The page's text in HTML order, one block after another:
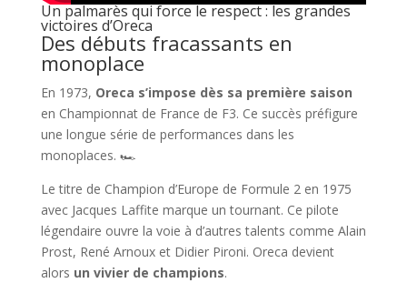
Un palmarès qui force le respect : les grandes
victoires d’Oreca
Des débuts fracassants en
monoplace
En 1973, Oreca s’impose dès sa première saison
en Championnat de France de F3. Ce succès préfigure
une longue série de performances dans les
monoplaces. 🏎️
Le titre de Champion d’Europe de Formule 2 en 1975
avec Jacques Laffite marque un tournant. Ce pilote
légendaire ouvre la voie à d’autres talents comme Alain
Prost, René Arnoux et Didier Pironi. Oreca devient
alors un vivier de champions.